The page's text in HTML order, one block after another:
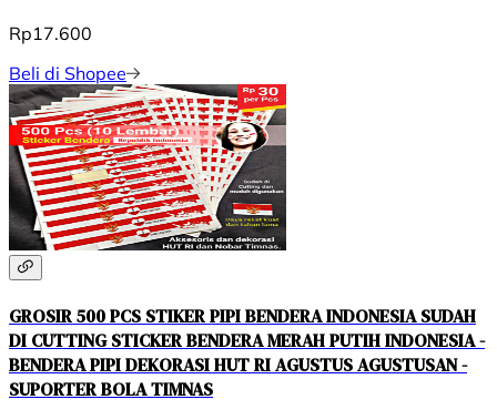
Rp17.600
Beli di Shopee
GROSIR 500 PCS STIKER PIPI BENDERA INDONESIA SUDAH
DI CUTTING STICKER BENDERA MERAH PUTIH INDONESIA -
BENDERA PIPI DEKORASI HUT RI AGUSTUS AGUSTUSAN -
SUPORTER BOLA TIMNAS